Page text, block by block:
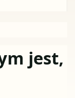
jest,